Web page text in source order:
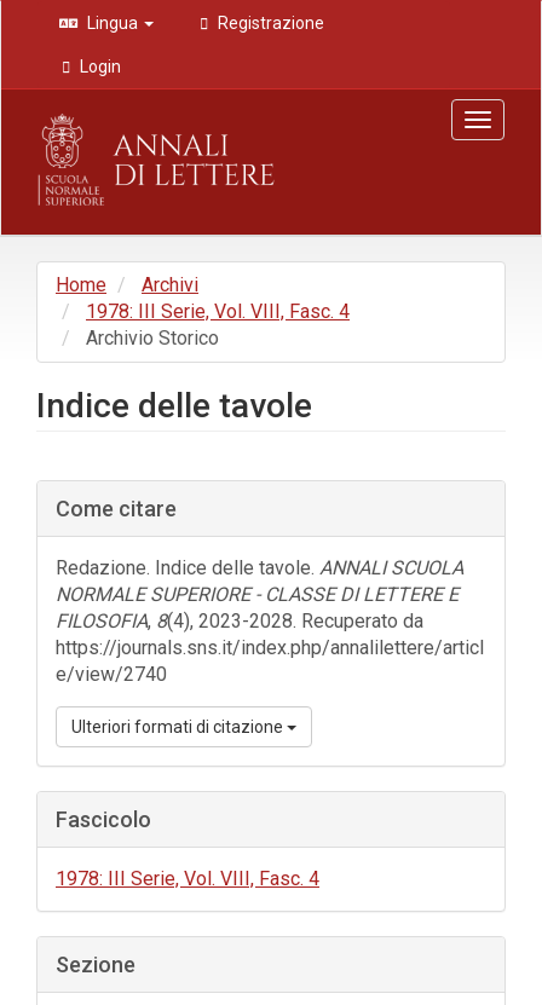
Navigazione
principale
Contenuto
principale
Barra
laterale
Lingua Registrazione
Login
Toggle
Home
Archivi
1978: III Serie, Vol. VIII, Fasc. 4
Archivio Storico
Indice delle tavole
Barra
laterale
dell'articolo
Come citare
Redazione. Indice delle tavole. ANNALI SCUOLA
NORMALE SUPERIORE - CLASSE DI LETTERE E
FILOSOFIA, 8(4), 2023-2028. Recuperato da
https://journals.sns.it/index.php/annalilettere/articl
e/view/2740
Ulteriori formati di citazione
Fascicolo
1978: III Serie, Vol. VIII, Fasc. 4
Sezione